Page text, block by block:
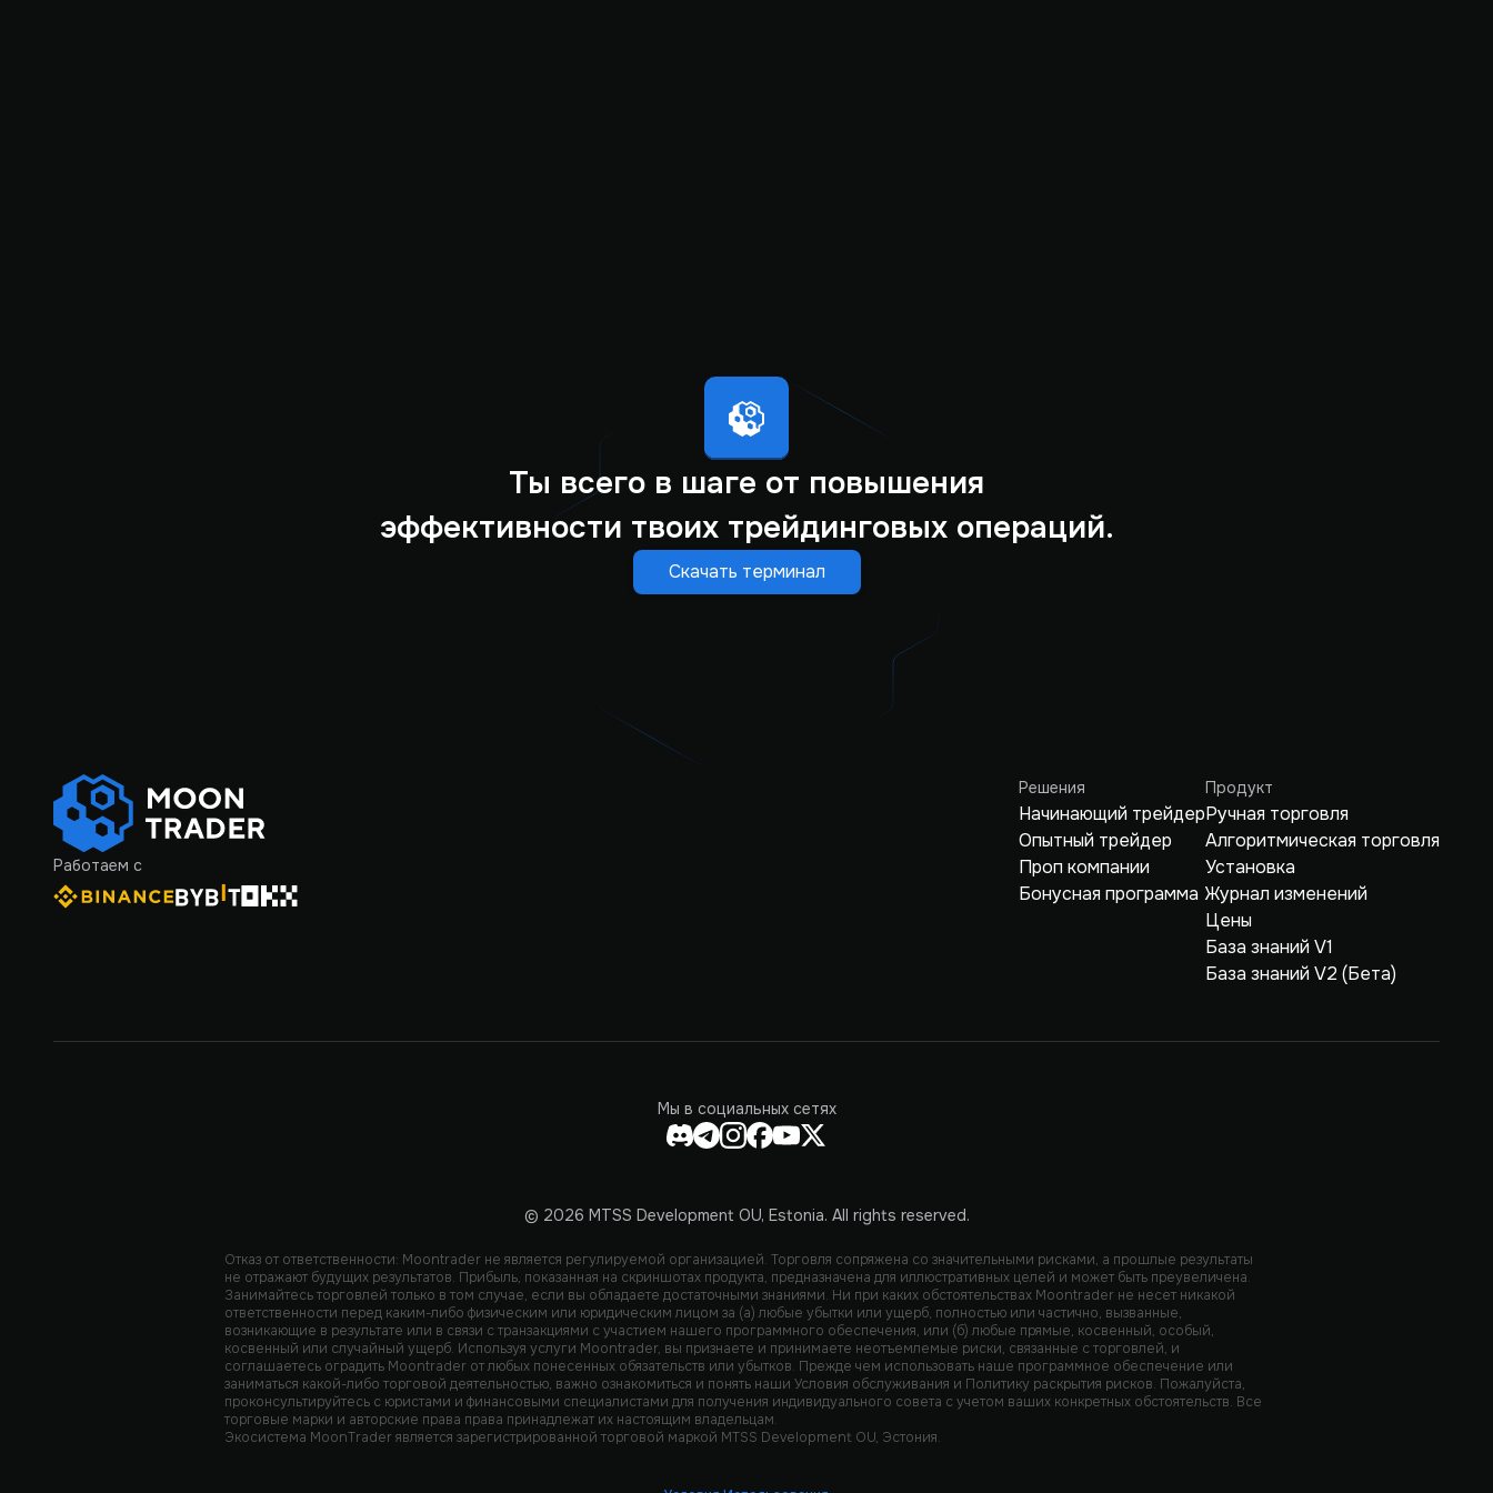
Ты всего в шаге от повышения
эффективности твоих трейдинговых операций.
Скачать терминал
Работаем с
Решения
Начинающий трейдер
Опытный трейдер
Проп компании
Бонусная программа
Продукт
Ручная торговля
Алгоритмическая торговля
Установка
Журнал изменений
Цены
База знаний V1
База знаний V2 (Бета)
Мы в социальных сетях
© 2026 MTSS Development OU, Estonia. All rights reserved.
Отказ от ответственности: Moontrader не является регулируемой организацией. Торговля сопряжена со значительными рисками, а прошлые результаты
не отражают будущих результатов. Прибыль, показанная на скриншотах продукта, предназначена для иллюстративных целей и может быть преувеличена.
Занимайтесь торговлей только в том случае, если вы обладаете достаточными знаниями. Ни при каких обстоятельствах Moontrader не несет никакой
ответственности перед каким-либо физическим или юридическим лицом за (а) любые убытки или ущерб, полностью или частично, вызванные,
возникающие в результате или в связи с транзакциями с участием нашего программного обеспечения, или (б) любые прямые, косвенный, особый,
косвенный или случайный ущерб. Используя услуги Moontrader, вы признаете и принимаете неотъемлемые риски, связанные с торговлей, и
соглашаетесь оградить Moontrader от любых понесенных обязательств или убытков. Прежде чем использовать наше программное обеспечение или
заниматься какой-либо торговой деятельностью, важно ознакомиться и понять наши Условия обслуживания и Политику раскрытия рисков. Пожалуйста,
проконсультируйтесь с юристами и финансовыми специалистами для получения индивидуального совета с учетом ваших конкретных обстоятельств. Все
торговые марки и авторские права права принадлежат их настоящим владельцам.
Экосистема MoonTrader является зарегистрированной торговой маркой MTSS Development OU, Эстония.